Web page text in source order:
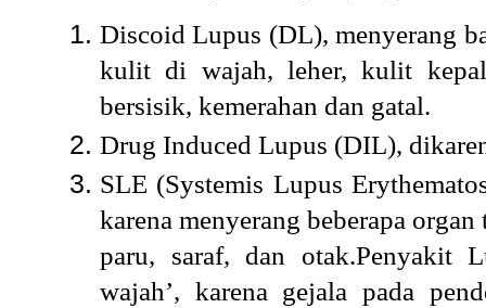
Discoid Lupus (DL), menyerang
kulit di wajah, leher, kulit
bersisik, kemerahan dan gatal.
Drug Induced Lupus (DIL),
SLE (Systemis Lupus
karena menyerang beberapa
paru, saraf, dan otak.Penyakit
wajah’, karena gejala pada